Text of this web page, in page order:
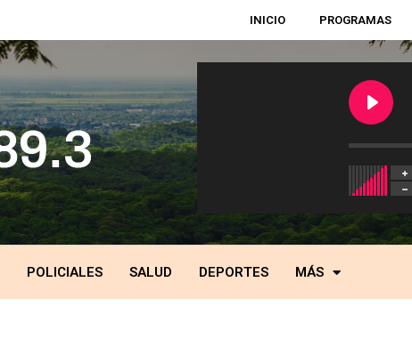
INICIO PROGRAMAS
POLICIALES SALUD DEPORTES MÁS